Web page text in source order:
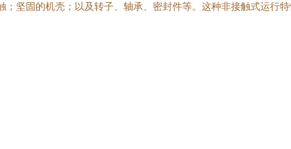
坚固的机壳；以及转子、轴承、密封件等。这种非接触式运行